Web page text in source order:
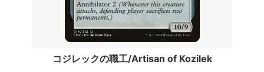
コジレックの職工/Artisan of Kozilek